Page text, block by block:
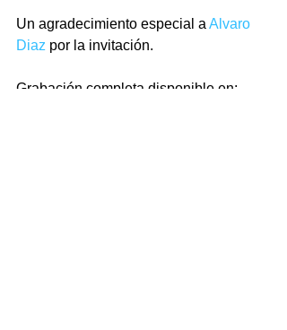
Un agradecimiento especial a Alvaro
Diaz por la invitación.
Grabación completa disponible en: